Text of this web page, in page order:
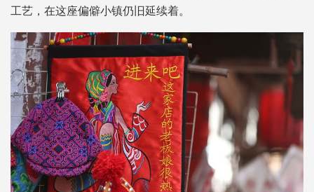
工艺，在这座偏僻小镇仍旧延续着。